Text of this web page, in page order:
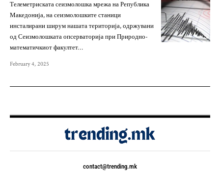
Телеметриската сеизмолошка мрежа на Република
Македонија, на сеизмолошките станици
инсталирани ширум нашата територија, одржувани
од Сеизмолошката опсерваторија при Природно-
математичкиот факултет…
February 4, 2025
contact@trending.mk